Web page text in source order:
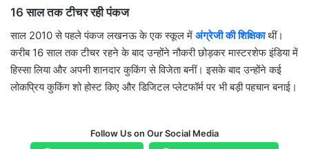
16 साल तक टीचर रही पंकज
साल 2010 से पहले पंकज लखनऊ के एक स्कूल में अंग्रेजी की शिक्षिका थीं।
करीब 16 साल तक टीचर रहने के बाद उन्होंने नौकरी छोड़कर मास्टरशेफ इंडिया में
हिस्सा लिया और अपनी शानदार कुकिंग से विजेता बनीं। इसके बाद उन्होंने कई
लोकप्रिय कुकिंग शो होस्ट किए और डिजिटल प्लेटफॉर्म पर भी बड़ी पहचान बनाई।
Follow Us on Our Social Media